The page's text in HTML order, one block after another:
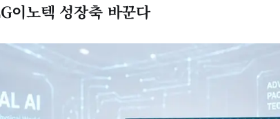
이노텍 성장축 바꾼다